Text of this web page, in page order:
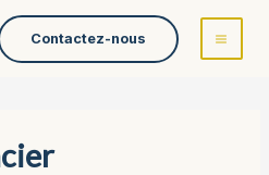
Contactez-nous